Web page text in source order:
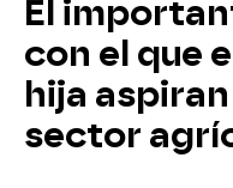
El
con el que
hija
sector